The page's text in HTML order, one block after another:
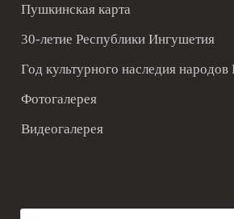
Пушкинская карта
30-летие Республики Ингушетия
Год культурного наследия народов
Фотогалерея
Видеогалерея